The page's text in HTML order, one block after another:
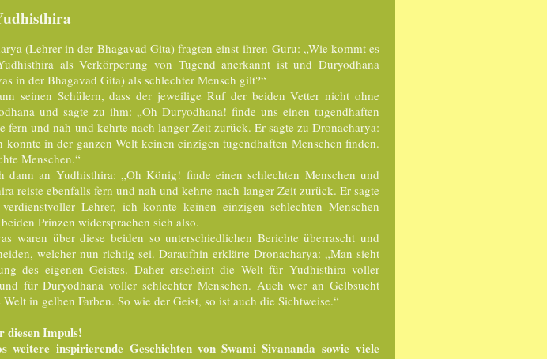
(Lehrer in der Bhagavad Gita) fragten einst ihren Guru: „Wie kommt es
als Verkörperung von Tugend anerkannt ist und Duryodhana
in der Bhagavad Gita) als schlechter Mensch gilt?“
seinen Schülern, dass der jeweilige Ruf der beiden Vetter nicht ohne
und sagte zu ihm: „Oh Duryodhana! finde uns einen tugendhaften
fern und nah und kehrte nach langer Zeit zurück. Er sagte zu Dronacharya:
konnte in der ganzen Welt keinen einzigen tugendhaften Menschen finden.
Menschen.“
dann an Yudhisthira: „Oh König! finde einen schlechten Menschen und
reiste ebenfalls fern und nah und kehrte nach langer Zeit zurück. Er sagte
Lehrer, ich konnte keinen einzigen schlechten Menschen
Prinzen widersprachen sich also.
waren über diese beiden so unterschiedlichen Berichte überrascht und
welcher nun richtig sei. Daraufhin erklärte Dronacharya: „Man sieht
des eigenen Geistes. Daher erscheint die Welt für Yudhisthira voller
für Duryodhana voller schlechter Menschen. Auch wer an Gelbsucht
in gelben Farben. So wie der Geist, so ist auch die Sichtweise.“
diesen Impuls!
weitere inspirierende Geschichten von Swami Sivananda sowie viele